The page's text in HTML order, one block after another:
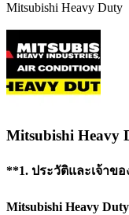
Mitsubishi Heavy Duty
Mitsubishi Heavy
**1. ประวัติและเจ้าข
Mitsubishi Heavy Duty